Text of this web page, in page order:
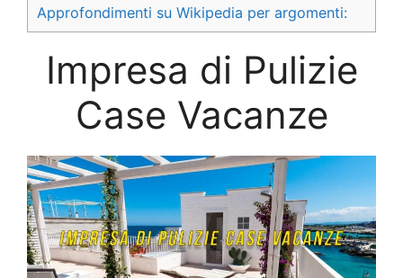
Approfondimenti su Wikipedia per argomenti:
Impresa di Pulizie
Case Vacanze